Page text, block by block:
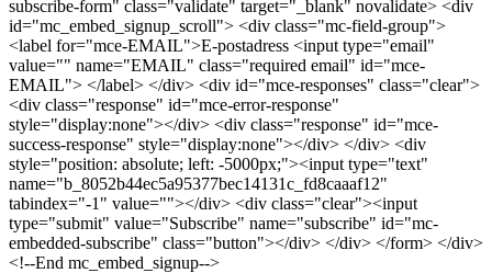
subscribe-form" class="validate" target="_blank" novalidate> <div
id="mc_embed_signup_scroll"> <div class="mc-field-group">
<label for="mce-EMAIL">E-postadress <input type="email"
value="" name="EMAIL" class="required email" id="mce-
EMAIL"> </label> </div> <div id="mce-responses" class="clear">
<div class="response" id="mce-error-response"
style="display:none"></div> <div class="response" id="mce-
success-response" style="display:none"></div> </div> <div
style="position: absolute; left: -5000px;"><input type="text"
name="b_8052b44ec5a95377bec14131c_fd8caaaf12"
tabindex="-1" value=""></div> <div class="clear"><input
type="submit" value="Subscribe" name="subscribe" id="mc-
embedded-subscribe" class="button"></div> </div> </form> </div>
<!--End mc_embed_signup-->